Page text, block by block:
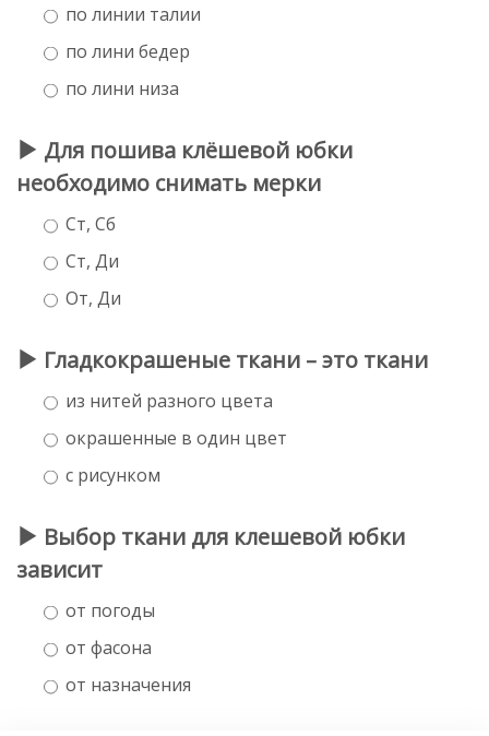
по линии талии
по лини бедер
по лини низа
Для пошива клёшевой юбки
необходимо снимать мерки
Ст, Сб
Ст, Ди
От, Ди
Гладкокрашеные ткани – это ткани
из нитей разного цвета
окрашенные в один цвет
с рисунком
Выбор ткани для клешевой юбки
зависит
от погоды
от фасона
от назначения